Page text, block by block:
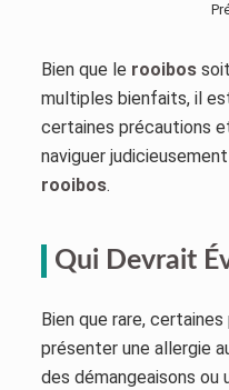
Bien que le rooibossoit
multiples bienfaits, il
certaines précautions
naviguer
rooibos.
Qui Devrait
Bien que rare,
présenter une allergie
des démangeaisons ou